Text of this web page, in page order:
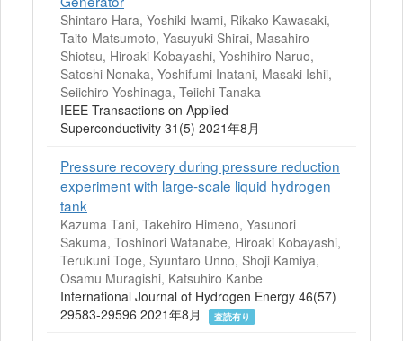
Shintaro Hara, Yoshiki Iwami, Rikako Kawasaki,
Taito Matsumoto, Yasuyuki Shirai, Masahiro
Shiotsu, Hiroaki Kobayashi, Yoshihiro Naruo,
Satoshi Nonaka, Yoshifumi Inatani, Masaki Ishii,
Seiichiro Yoshinaga, Teiichi Tanaka
IEEE Transactions on Applied
Superconductivity 31(5) 2021年8月
Pressure recovery during pressure reduction
experiment with large-scale liquid hydrogen
tank
Kazuma Tani, Takehiro Himeno, Yasunori
Sakuma, Toshinori Watanabe, Hiroaki Kobayashi,
Terukuni Toge, Syuntaro Unno, Shoji Kamiya,
Osamu Muragishi, Katsuhiro Kanbe
International Journal of Hydrogen Energy 46(57)
29583-29596 2021年8月
査読有り